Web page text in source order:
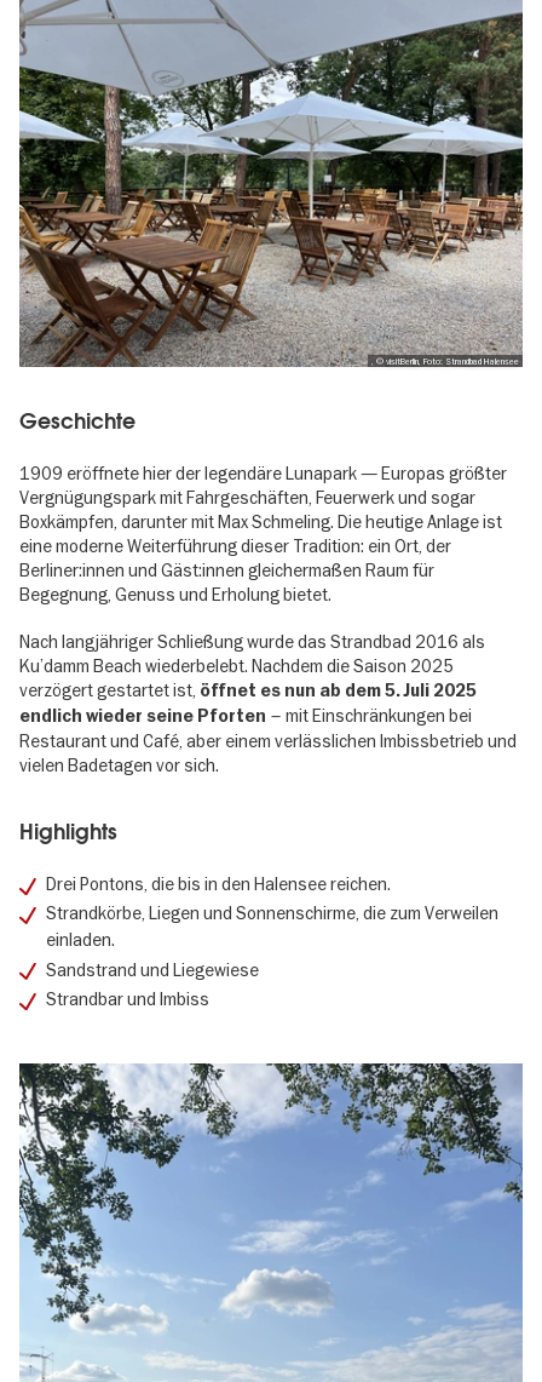
, © visitBerlin, Foto: Strandbad Halensee
Geschichte
1909 eröffnete hier der legendäre Lunapark — Europas größter
Vergnügungspark mit Fahrgeschäften, Feuerwerk und sogar
Boxkämpfen, darunter mit Max Schmeling. Die heutige Anlage ist
eine moderne Weiterführung dieser Tradition: ein Ort, der
Berliner:innen und Gäst:innen gleichermaßen Raum für
Begegnung, Genuss und Erholung bietet.
Nach langjähriger Schließung wurde das Strandbad 2016 als
Ku’damm Beach wiederbelebt. Nachdem die Saison 2025
verzögert gestartet ist, öffnet es nun ab dem 5. Juli 2025
endlich wieder seine Pforten – mit Einschränkungen bei
Restaurant und Café, aber einem verlässlichen Imbissbetrieb und
vielen Badetagen vor sich.
Highlights
Drei Pontons, die bis in den Halensee reichen.
Strandkörbe, Liegen und Sonnenschirme, die zum Verweilen
einladen.
Sandstrand und Liegewiese
Strandbar und Imbiss